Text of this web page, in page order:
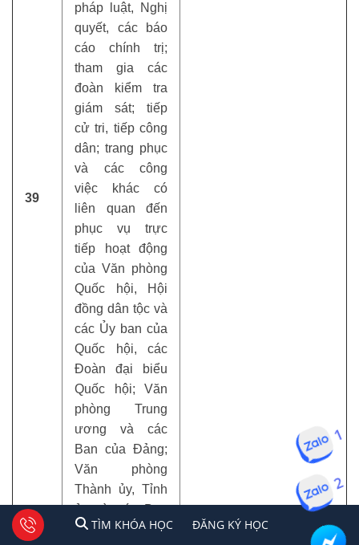
39
pháp luật, Nghị
quyết, các báo
cáo chính trị;
tham gia các
đoàn kiểm tra
giám sát; tiếp
cử tri, tiếp công
dân; trang phục
và các công
việc khác có
liên quan đến
phục vụ trực
tiếp hoạt động
của Văn phòng
Quốc hội, Hội
đồng dân tộc và
các Ủy ban của
Quốc hội, các
Đoàn đại biểu
Quốc hội; Văn
phòng Trung
ương và các
Ban của Đảng;
Văn phòng
Thành ủy, Tỉnh
ủy và các Ban
của Thành uỷ,
TÌM KHÓA HỌC ĐĂNG KÍ HỌC
1 2 Tư vấn facebook
TÌM KHÓA HỌC ĐĂNG KÝ HỌC
1
2